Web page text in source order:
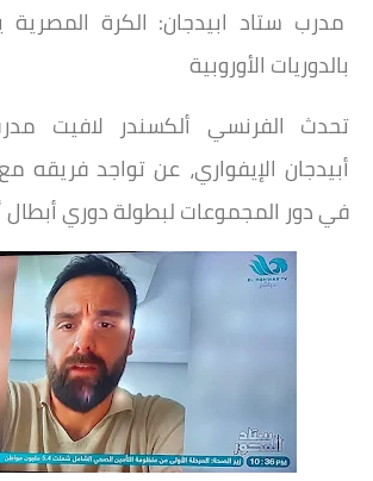
مدرب ستاد ابيدجان: الكرة المصرية
بالدوريات الأوروبية
تحدث الفرنسي ألكسندر لافيت
أبيدجان الإيفواري، عن تواجد فريقه
في دور المجموعات لبطولة دوري أبطال